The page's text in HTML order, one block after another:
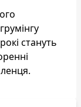
стануть